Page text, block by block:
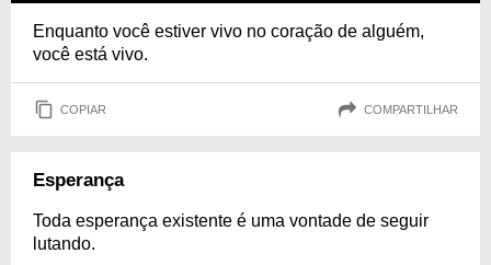
Enquanto você estiver vivo no coração de alguém,
você está vivo.
COPIAR COMPARTILHAR
Esperança
Toda esperança existente é uma vontade de seguir
lutando.